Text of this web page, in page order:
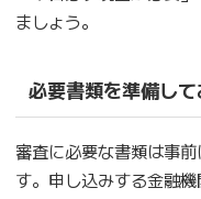
ましょう。
必要書類を準備して
審査に必要な書類は事
す。申し込みする金融